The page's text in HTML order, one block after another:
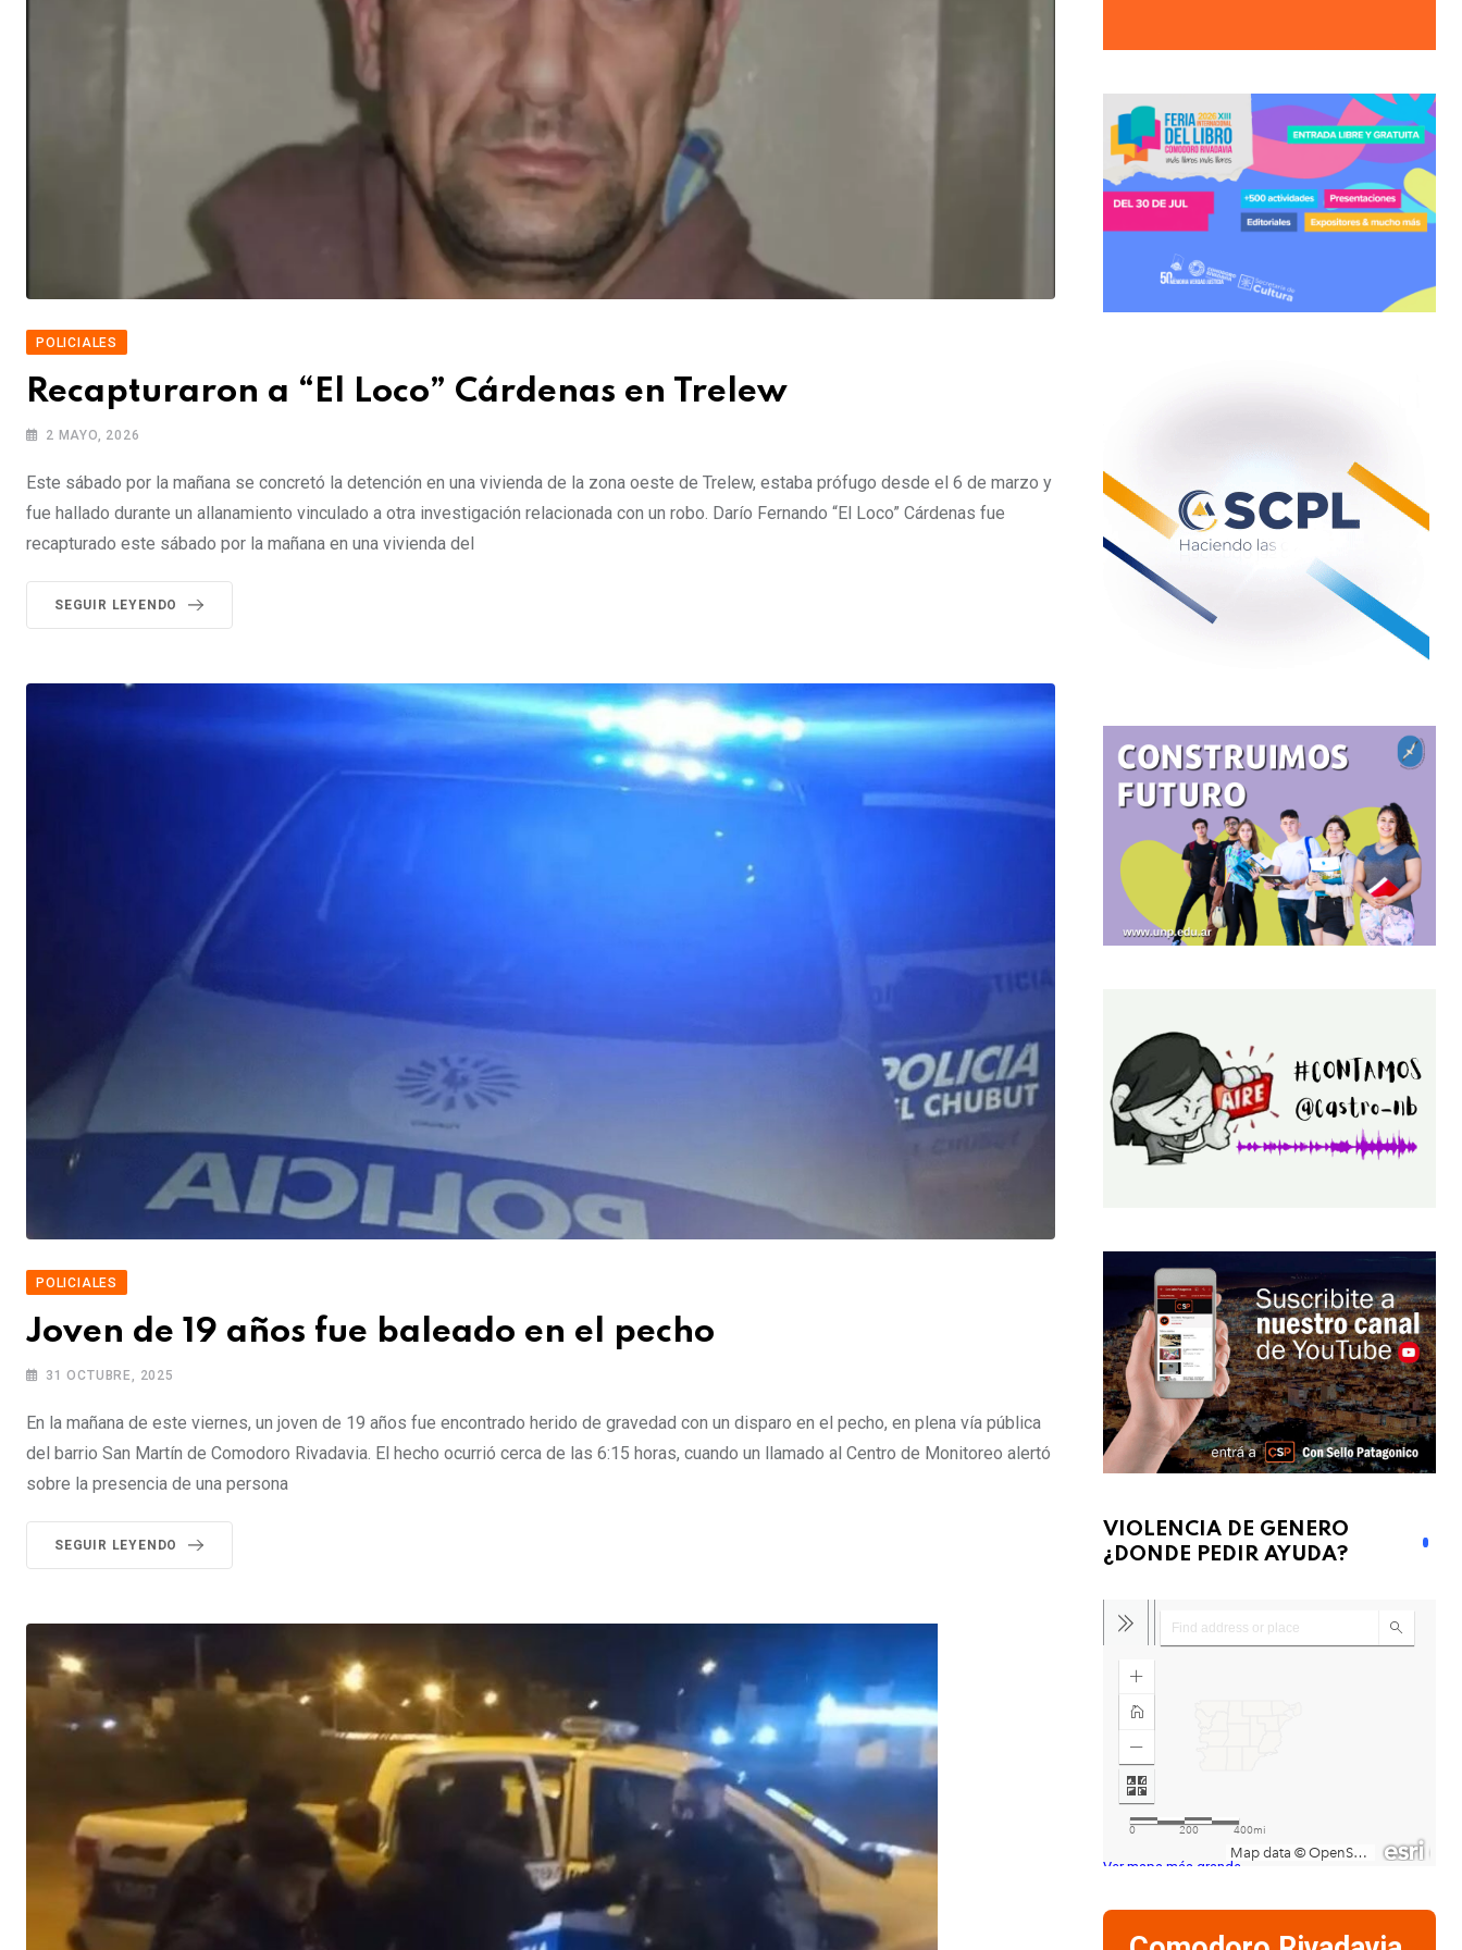
POLICIALES
Recapturaron a “El Loco” Cárdenas en Trelew
2 MAYO, 2026
Este sábado por la mañana se concretó la detención en una vivienda de la zona oeste de Trelew, estaba prófugo desde el 6 de marzo y
fue hallado durante un allanamiento vinculado a otra investigación relacionada con un robo. Darío Fernando “El Loco” Cárdenas fue
recapturado este sábado por la mañana en una vivienda del
SEGUIR LEYENDO
POLICIALES
Joven de 19 años fue baleado en el pecho
31 OCTUBRE, 2025
En la mañana de este viernes, un joven de 19 años fue encontrado herido de gravedad con un disparo en el pecho, en plena vía pública
del barrio San Martín de Comodoro Rivadavia. El hecho ocurrió cerca de las 6:15 horas, cuando un llamado al Centro de Monitoreo alertó
sobre la presencia de una persona
SEGUIR LEYENDO
VIOLENCIA DE GENERO
¿DONDE PEDIR AYUDA?
Ver mapa más grande